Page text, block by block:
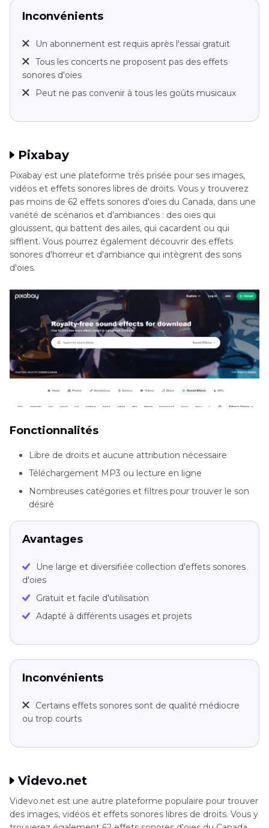
Inconvénients
Un abonnement est requis après l'essai gratuit
Tous les concerts ne proposent pas des effets
sonores d'oies
Peut ne pas convenir à tous les goûts musicaux
Pixabay
Pixabay est une plateforme très prisée pour ses images,
vidéos et effets sonores libres de droits. Vous y trouverez
pas moins de 62 effets sonores d'oies du Canada, dans une
variété de scénarios et d'ambiances : des oies qui
gloussent, qui battent des ailes, qui cacardent ou qui
sifflent. Vous pourrez également découvrir des effets
sonores d'horreur et d'ambiance qui intègrent des sons
d'oies.
Fonctionnalités
Libre de droits et aucune attribution nécessaire
Téléchargement MP3 ou lecture en ligne
Nombreuses catégories et filtres pour trouver le son
désiré
Avantages
Une large et diversifiée collection d'effets sonores
d'oies
Gratuit et facile d'utilisation
Adapté à différents usages et projets
Inconvénients
Certains effets sonores sont de qualité médiocre
ou trop courts
Videvo.net
Videvo.net est une autre plateforme populaire pour trouver
des images, vidéos et effets sonores libres de droits. Vous y